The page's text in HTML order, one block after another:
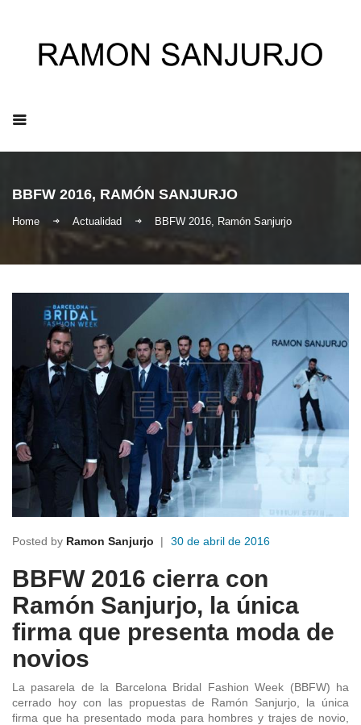
BBFW 2016, RAMÓN SANJURJO
Home Actualidad BBFW 2016, Ramón Sanjurjo
Posted by Ramon Sanjurjo 30 de abril de 2016
BBFW 2016 cierra con
Ramón Sanjurjo, la única
firma que presenta moda de
novios
La pasarela de la Barcelona Bridal Fashion Week (BBFW) ha
cerrado hoy con las propuestas de Ramón Sanjurjo, la única
firma que ha presentado moda para hombres y trajes de novio,